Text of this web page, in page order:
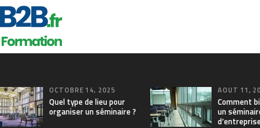
OCTOBRE 14, 2025
Quel type de lieu pour
organiser un séminaire ?
AOÛT 11,
Comment
un